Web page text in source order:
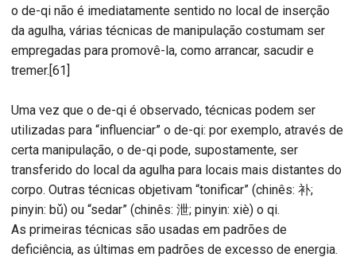
o de-qi não é imediatamente sentido no local de inserção
da agulha, várias técnicas de manipulação costumam ser
empregadas para promovê-la, como arrancar, sacudir e
tremer.[61]
Uma vez que o de-qi é observado, técnicas podem ser
utilizadas para “influenciar” o de-qi: por exemplo, através de
certa manipulação, o de-qi pode, supostamente, ser
transferido do local da agulha para locais mais distantes do
corpo. Outras técnicas objetivam “tonificar” (chinês: 补;
pinyin: bǔ) ou “sedar” (chinês: 泄; pinyin: xiè) o qi.
As primeiras técnicas são usadas em padrões de
deficiência, as últimas em padrões de excesso de energia.